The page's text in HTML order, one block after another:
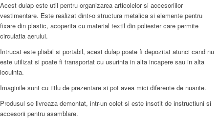
Acest dulap este util pentru organizarea articolelor si accesoriilor
vestimentare. Este realizat dintr-o structura metalica si elemente pentru
fixare din plastic, acoperita cu material textil din poliester care permite
circulatia aerului.
Intrucat este pliabil si portabil, acest dulap poate fi depozitat atunci cand nu
este utilizat si poate fi transportat cu usurinta in alta incapere sau in alta
locuinta.
Imaginile sunt cu titlu de prezentare si pot avea mici diferente de nuante.
Produsul se livreaza demontat, intr-un colet si este insotit de instructiuni si
accesorii pentru asamblare.